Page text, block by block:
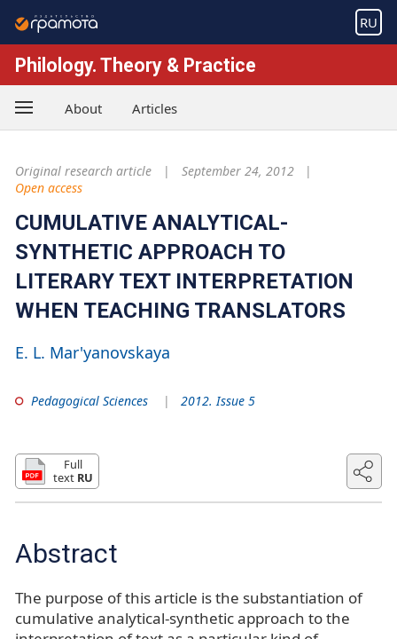
RU
Philology. Theory & Practice
About Articles
Original research article
September 24, 2012
Open access
CUMULATIVE ANALYTICAL-
SYNTHETIC APPROACH TO
LITERARY TEXT INTERPRETATION
WHEN TEACHING TRANSLATORS
E. L. Mar'yanovskaya
Pedagogical Sciences 2012. Issue 5
Full
text RU
Abstract
The purpose of this article is the substantiation of
cumulative analytical-synthetic approach to the